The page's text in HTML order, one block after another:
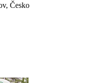
Česko